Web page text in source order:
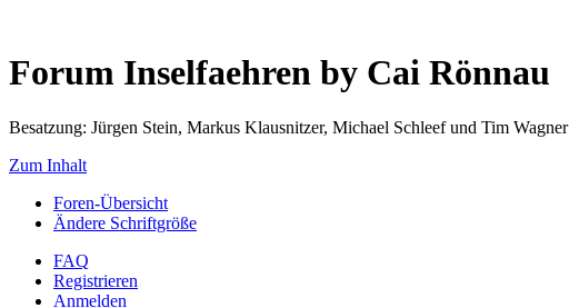
Forum Inselfaehren by Cai Rönnau
Besatzung: Jürgen Stein, Markus Klausnitzer, Michael Schleef und Tim Wagner
Zum Inhalt
Foren-Übersicht
Ändere Schriftgröße
FAQ
Registrieren
Anmelden